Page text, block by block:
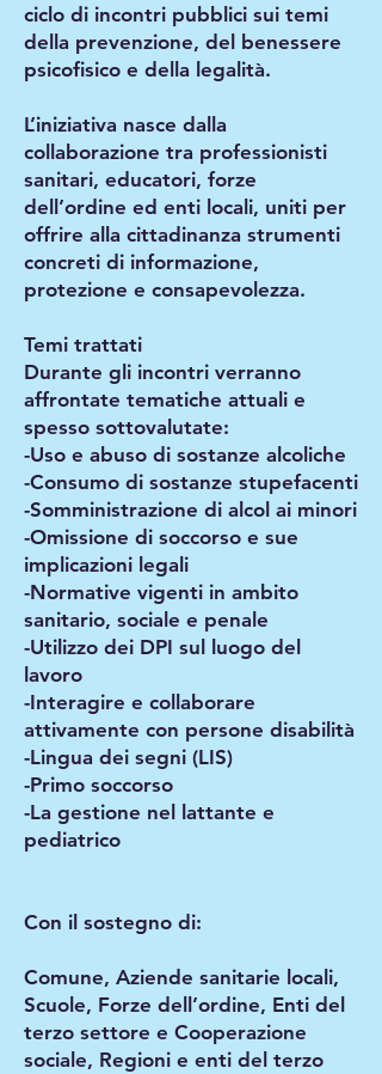
ciclo di incontri pubblici sui temi
della prevenzione, del benessere
psicofisico e della legalità.
L’iniziativa nasce dalla
collaborazione tra professionisti
sanitari, educatori, forze
dell’ordine ed enti locali, uniti per
offrire alla cittadinanza strumenti
concreti di informazione,
protezione e consapevolezza.
Temi trattati
Durante gli incontri verranno
affrontate tematiche attuali e
spesso sottovalutate:
-Uso e abuso di sostanze alcoliche
-Consumo di sostanze stupefacenti
-Somministrazione di alcol ai minori
-Omissione di soccorso e sue
implicazioni legali
-Normative vigenti in ambito
sanitario, sociale e penale
-Utilizzo dei DPI sul luogo del
lavoro
-Interagire e collaborare
attivamente con persone disabilità
-Lingua dei segni (LIS)
-Primo soccorso
-La gestione nel lattante e
pediatrico
Con il sostegno di:
Comune, Aziende sanitarie locali,
Scuole, Forze dell’ordine, Enti del
terzo settore e Cooperazione
sociale, Regioni e enti del terzo